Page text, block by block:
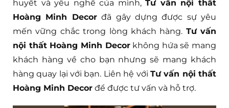
huyết và yêu nghề của mình,Tư vấn nội thất
Hoàng Minh Decorđã gây dựng được sự yêu
mến vững chắc trong lòng khách hàng. Tư vấn
nội thất Hoàng Minh Decorkhông hứa sẽ mang
khách hàng về cho bạn nhưng sẽ mang khách
hàng quay lại với bạn. Liên hệ với Tư vấn nội thất
Hoàng Minh Decor để được tư vấn và hỗ trợ.